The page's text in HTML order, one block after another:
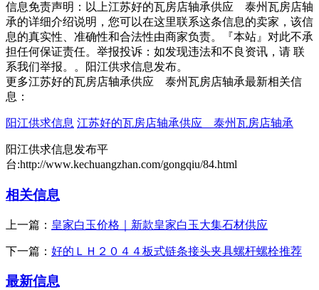
信息免责声明：以上江苏好的瓦房店轴承供应 泰州瓦房店轴
承的详细介绍说明，您可以在这里联系这条信息的卖家，该信
息的真实性、准确性和合法性由商家负责。『本站』对此不承
担任何保证责任。举报投诉：如发现违法和不良资讯，请 联
系我们举报。。阳江供求信息发布。
更多江苏好的瓦房店轴承供应 泰州瓦房店轴承最新相关信
息：
阳江供求信息 江苏好的瓦房店轴承供应 泰州瓦房店轴承
阳江供求信息发布平
台:http://www.kechuangzhan.com/gongqiu/84.html
相关信息
上一篇： 皇家白玉价格｜新款皇家白玉大集石材供应
下一篇： 好的ＬＨ２０４４板式链条接头夹具螺杆螺栓推荐
最新信息